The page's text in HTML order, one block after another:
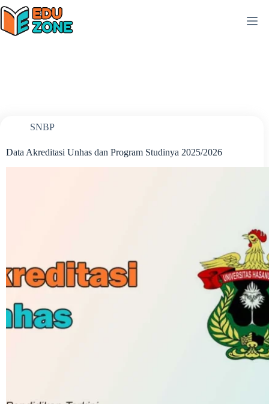
Skip
to
content
SNBP
Data Akreditasi Unhas dan Program Studinya 2025/2026